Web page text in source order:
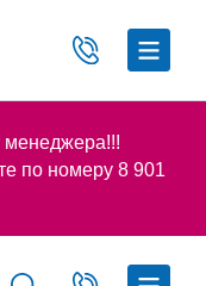
менеджера!!!
по номеру 8 901